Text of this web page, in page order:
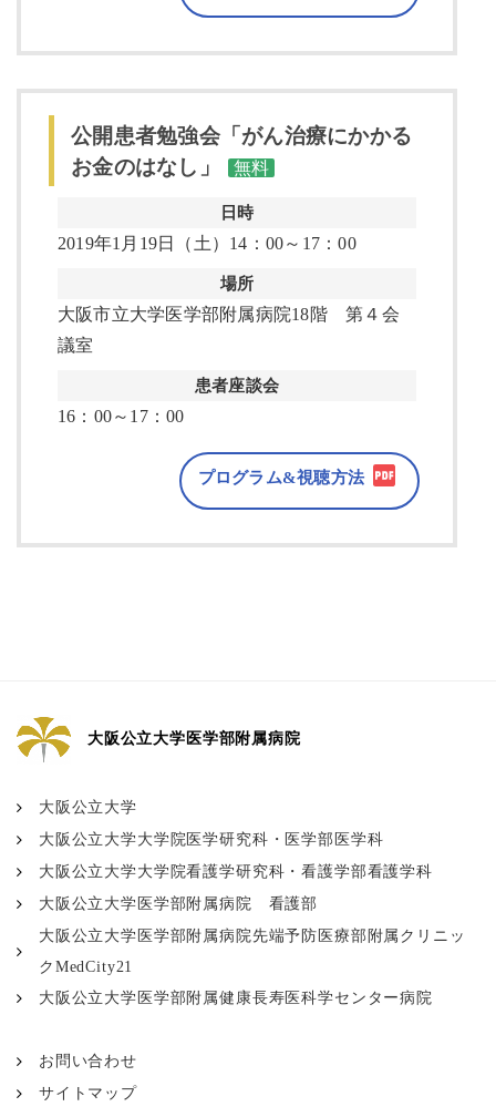
公開患者勉強会「がん治療にかかる
お金のはなし」
無料
日時
2019年1月19日（土）14：00～17：00
場所
大阪市立大学医学部附属病院18階 第４会
議室
患者座談会
16：00～17：00
プログラム&視聴方法
大阪公立大学医学部附属病院
大阪公立大学
大阪公立大学大学院医学研究科・医学部医学科
大阪公立大学大学院看護学研究科・看護学部看護学科
大阪公立大学医学部附属病院 看護部
大阪公立大学医学部附属病院先端予防医療部附属クリニッ
クMedCity21
大阪公立大学医学部附属健康長寿医科学センター病院
お問い合わせ
サイトマップ